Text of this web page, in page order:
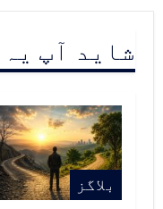
شاید آپ
بلاگز